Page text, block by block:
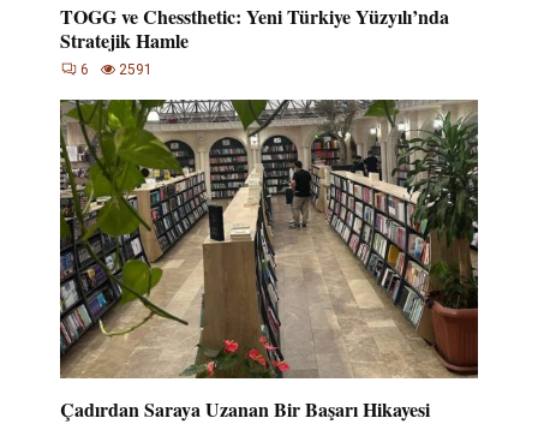
TOGG ve Chessthetic: Yeni Türkiye Yüzyılı’nda
Stratejik Hamle
6 2591
Çadırdan Saraya Uzanan Bir Başarı Hikayesi